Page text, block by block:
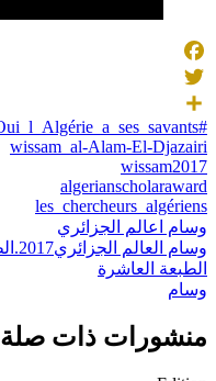
Facebook
Twitter
Share
#Oui_l_Algérie_a_ses_savants #وسام_العالم_الجزائري #نعم_للجزائر_علماؤها #algeria #الجزائر
wissam_al-Alam-El-Djazairi
wissam2017
algerianscholaraward
les_chercheurs_algériens
وسام اعالم الجزائري
وسام العالم الجزائري2017.الطبعة العاشرة
الطبعة العاشرة
وسام
منشورات ذات صلة